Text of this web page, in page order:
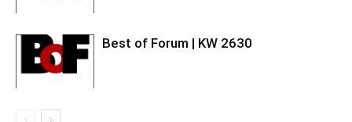
Best of Forum | KW 2630